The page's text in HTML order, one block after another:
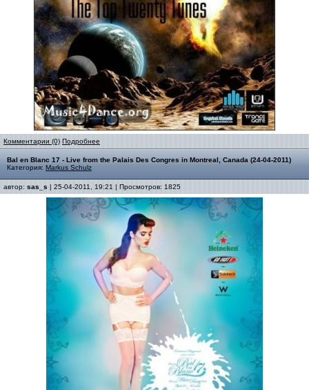
Комментарии (0) Подробнее
Bal en Blanc 17 - Live from the Palais Des Congres in Montreal, Canada (24-04-2011)
Категория: Markus Schulz
автор: sas_s | 25-04-2011, 19:21 | Просмотров: 1825